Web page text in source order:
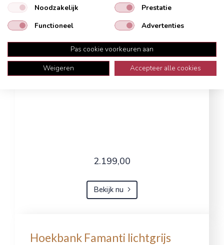
2.199,00
Bekijk nu
Hoekbank Famanti lichtgrijs
Noodzakelijk
Prestatie
Functioneel
Advertenties
Pas cookie voorkeuren aan
Weigeren
Accepteer alle cookies